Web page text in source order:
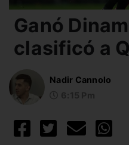
Ganó
clasificó a
Nadir Cannolo